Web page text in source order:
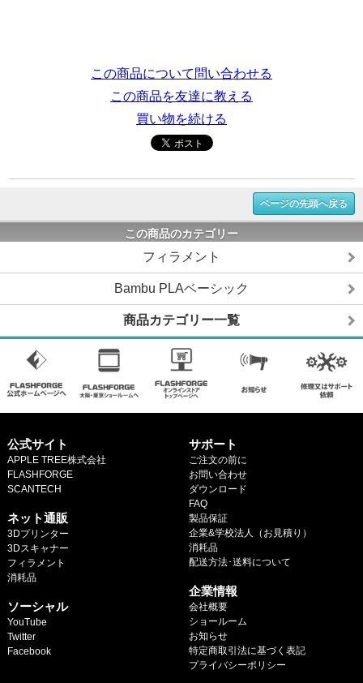
この商品について問い合わせる
この商品を友達に教える
買い物を続ける
ページの先頭へ戻る
この商品のカテゴリー
フィラメント
Bambu PLAベーシック
商品カテゴリー一覧
公式サイト
APPLE TREE株式会社
FLASHFORGE
SCANTECH
ネット通販
3Dプリンター
3Dスキャナー
フィラメント
消耗品
ソーシャル
YouTube
Twitter
Facebook
サポート
ご注文の前に
お問い合わせ
ダウンロード
FAQ
製品保証
企業&学校法人（お見積り）
消耗品
配送方法･送料について
企業情報
会社概要
ショールーム
お知らせ
特定商取引法に基づく表記
プライバシーポリシー